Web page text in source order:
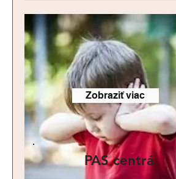
Zobraziť viac
PAS centrá